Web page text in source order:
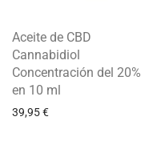
Aceite de CBD
Cannabidiol
Concentración del 20%
en 10 ml
39,95€